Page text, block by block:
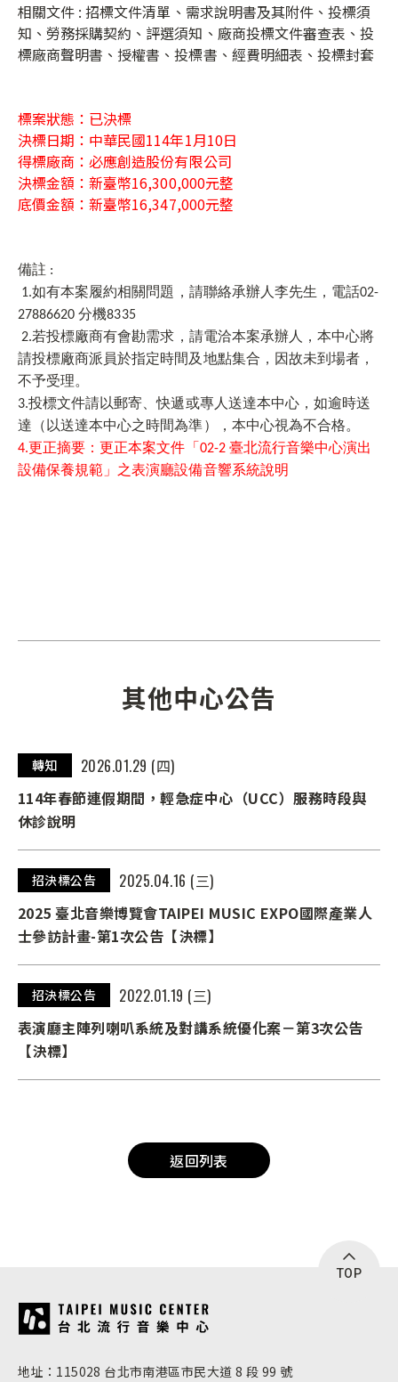
相關文件 :招標文件清單、需求說明書及其附件、投標須
知、勞務採購契約、評選須知、廠商投標文件審查表、投
標廠商聲明書、授權書、投標書、經費明細表、投標封套
標案狀態：已決標
決標日期：中華民國114年1月10日
得標廠商：必應創造股份有限公司
決標金額：新臺幣16,300,000元整
底價金額：新臺幣16,347,000元整
備註 :
1.如有本案履約相關問題，請聯絡承辦人李先生 ，電話02-
27886620分機8335
2.若投標廠商有會勘需求，請電洽本案承辦人，本中心將
請投標廠商派員於指定時間及地點集合，因故未到場者，
不予受理。
3.投標文件請以郵寄、快遞或專人送達本中心，如逾時送
達（以送達本中心之時間為準），本中心視為不合格。
4.更正摘要：更正本案文件「02-2 臺北流行音樂中心演出
設備保養規範」之表演廳設備音響系統說明
其他中心公告
轉知
2026.01.29 (四)
114年春節連假期間，輕急症中心（UCC）服務時段與
休診說明
招決標公告
2025.04.16 (三)
2025 臺北音樂博覽會TAIPEI MUSIC EXPO國際產業人
士參訪計畫-第1次公告【決標】
招決標公告
2022.01.19 (三)
表演廳主陣列喇叭系統及對講系統優化案－第3次公告
【決標】
返回列表
TOP
:::
地址：115028 台北市南港區市民大道 8 段 99 號